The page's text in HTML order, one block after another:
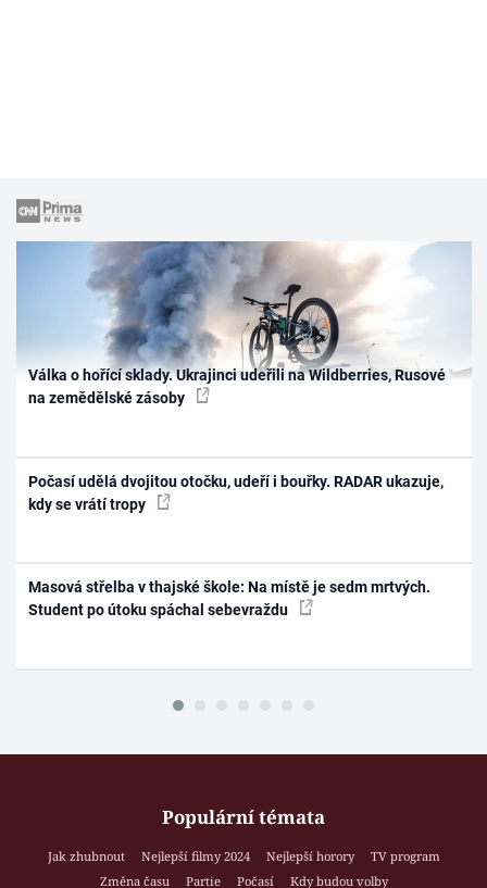
Válka o hořící sklady. Ukrajinci udeřili na Wildberries, Rusové
na zemědělské zásoby
Počasí udělá dvojitou otočku, udeří i bouřky. RADAR ukazuje,
kdy se vrátí tropy
Masová střelba v thajské škole: Na místě je sedm mrtvých.
Student po útoku spáchal sebevraždu
Populární témata
Jak zhubnout Nejlepší filmy 2024 Nejlepší horory
TV program
Změna času
Partie Počasí
Kdy budou volby